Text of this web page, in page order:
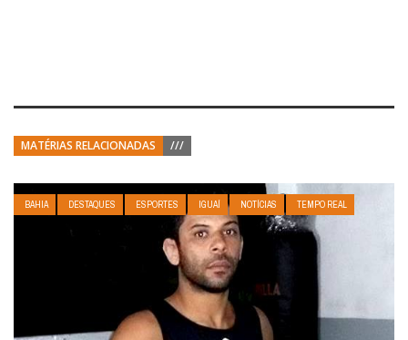
MATÉRIAS RELACIONADAS ///
BAHIA DESTAQUES ESPORTES IGUAÍ NOTÍCIAS TEMPO REAL